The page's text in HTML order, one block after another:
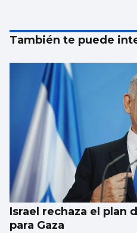
También te puede
Israel rechaza el plan
para Gaza